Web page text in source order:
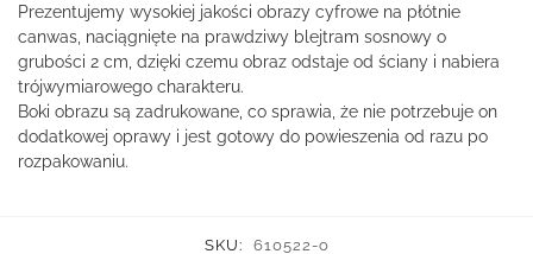
Prezentujemy wysokiej jakości obrazy cyfrowe na płótnie
canwas, naciągnięte na prawdziwy blejtram sosnowy o
grubości 2 cm, dzięki czemu obraz odstaje od ściany i nabiera
trójwymiarowego charakteru.
Boki obrazu są zadrukowane, co sprawia, że nie potrzebuje on
dodatkowej oprawy i jest gotowy do powieszenia od razu po
rozpakowaniu.
SKU:
610522-o